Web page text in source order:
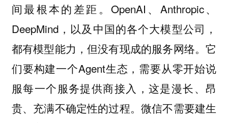
间最根本的差距。OpenAI、Anthropic、
DeepMind，以及中国的各个大模型公司，
都有模型能力，但没有现成的服务网络。它
们要构建一个Agent生态，需要从零开始说
服每一个服务提供商接入，这是漫长、昂
贵、充满不确定性的过程。微信不需要建生